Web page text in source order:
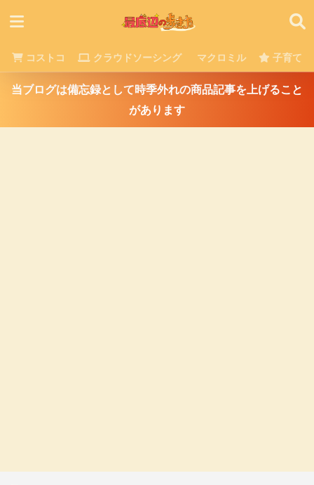
コストコ クラウドソーシング マクロミル 子育て
当ブログは備忘録として時季外れの商品記事を上げること
があります